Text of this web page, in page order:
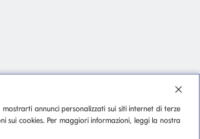
i Siti del Gruppo Privacy Cookie Policy
annunci personalizzati sui siti internet di terze
sui cookies. Per maggiori informazioni, leggi la nostra